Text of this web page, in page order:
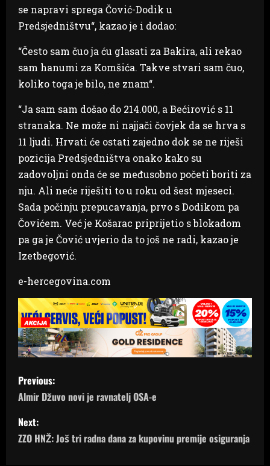
se napravi sprega Čović-Dodik u
Predsjedništvu“, kazao je i dodao:
“Često sam čuo ja ću glasati za Bakira, ali rekao
sam hanumi za Komšića. Takve stvari sam čuo,
koliko toga je bilo, ne znam“.
“Ja sam sam došao do 214.000, a Bećirović s 11
stranaka. Ne može ni najjači čovjek da se hrva s
11 ljudi. Hrvati će ostati zajedno dok se ne riješi
pozicija Predsjedništva onako kako su
zadovoljni onda će se međusobno početi boriti za
nju. Ali neće riješiti to u roku od šest mjeseci.
Sada počinju prepucavanja, prvo s Dodikom pa
Čovićem. Već je Košarac priprijetio s blokadom
pa ga je Čović uvjerio da to još ne radi, kazao je
Izetbegović.
e-hercegovina.com
P
o
s
t
Previous:
Almir Džuvo novi je ravnatelj OSA-e
Next:
ZZO HNŽ: Još tri radna dana za kupovinu premije osiguranja